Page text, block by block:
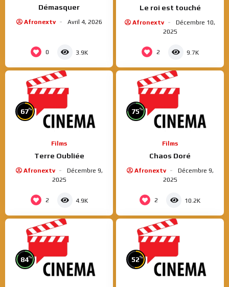
Démasquer
Afronextv Avril 4, 2026
0 3.9K
Le roi est touché
Afronextv
Décembre 10,
2025
2 9.7K
67%
Films
Terre Oubliée
Afronextv
Décembre 9,
2025
2 4.9K
75%
Films
Chaos Doré
Afronextv
Décembre 9,
2025
2 10.2K
84% 52%